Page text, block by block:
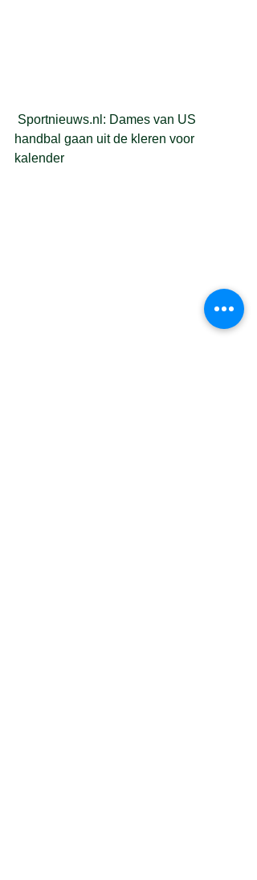
Sportnieuws.nl: Dames van US
handbal gaan uit de kleren voor
kalender